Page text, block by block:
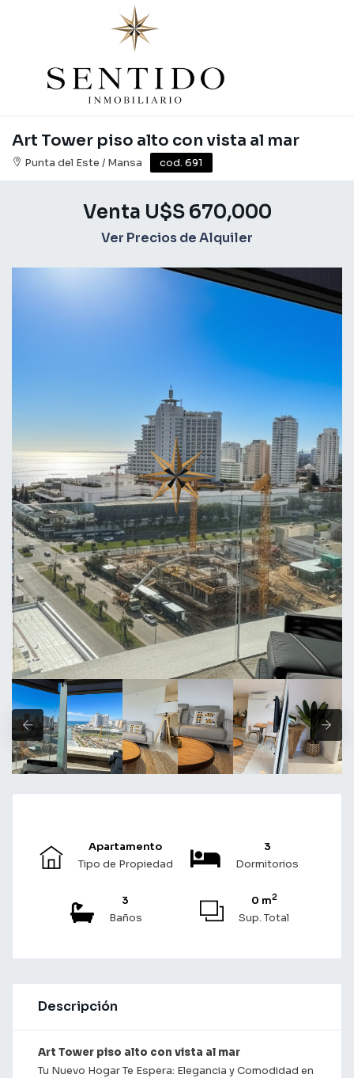
Art Tower piso alto con vista al mar
Punta del Este / Mansa cod. 691
Venta U$S 670,000
Ver Precios de Alquiler
Apartamento
Tipo de Propiedad
3
Dormitorios
3
Baños
0 m2
Sup. Total
Descripción
Art Tower piso alto con vista al mar
Tu Nuevo Hogar Te Espera: Elegancia y Comodidad en